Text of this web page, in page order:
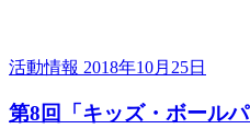
活動情報 2018年10月25日
第8回「キッズ・ボール